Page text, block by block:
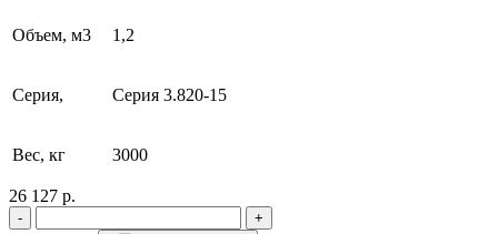
Объем, м3 1,2
Серия, Серия 3.820-15
Вес, кг 3000
26 127 р.
- +